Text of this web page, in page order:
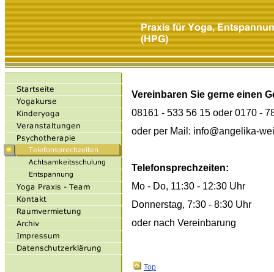
Vereinbaren Sie gerne einen
08161 - 533 56 15 oder 0170 -
oder per Mail: info@angelika-
Telefonsprechzeiten:
Mo - Do, 11:30 - 12:30 Uhr
Donnerstag, 7:30 - 8:30 Uhr
oder nach Vereinbarung
Top